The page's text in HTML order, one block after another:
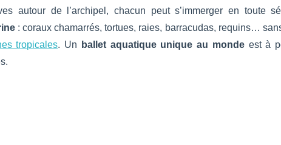
autour de l’archipel, chacun peut s’immerger en toute
: coraux chamarrés, tortues, raies, barracudas, requins…
tropicales. Un ballet aquatique unique au mondeest à